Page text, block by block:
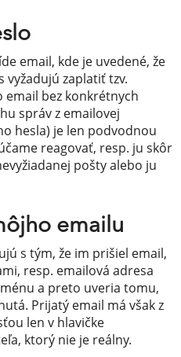
email, kde je uvedené, že
vyžadujú zaplatiť tzv.
email bez konkrétnych
správ z emailovej
hesla) je len podvodnou
reagovať, resp. ju skôr
pošty alebo ju
emailu
s tým, že im prišiel email,
resp. emailová adresa
a preto uveria tomu,
Prijatý email má však z
len v hlavičke
ktorý nie je reálny.